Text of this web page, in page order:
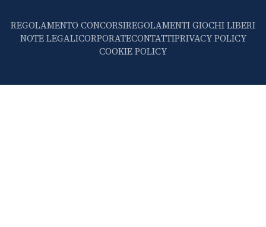
REGOLAMENTO CONCORSIREGOLAMENTI GIOCHI LIBERI
NOTE LEGALICORPORATECONTATTIPRIVACY POLICY
COOKIE POLICY